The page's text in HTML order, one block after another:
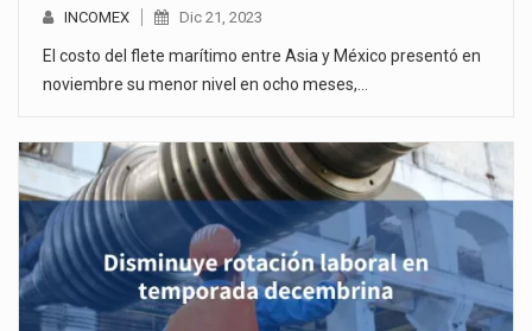
INCOMEX Dic 21, 2023
El costo del flete marítimo entre Asia y México presentó en
noviembre su menor nivel en ocho meses,…